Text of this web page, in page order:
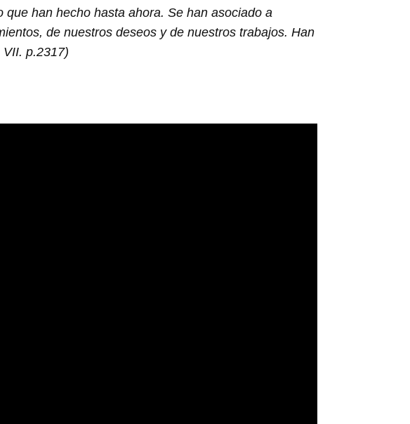
han hecho hasta ahora. Se han asociado a
de nuestros deseos y de nuestros trabajos. Han
p.2317)